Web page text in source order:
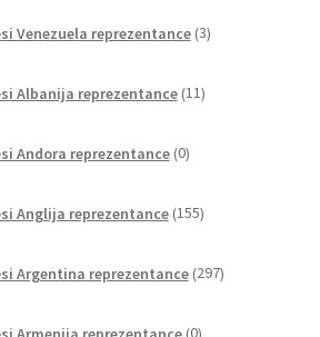
Venezuela reprezentance 3izdelki
Albanija reprezentance 11izdelkov
Andora reprezentance 0izdelkov
Anglija reprezentance 155izdelkov
Argentina reprezentance 297izdelkov
Armenija reprezentance 0